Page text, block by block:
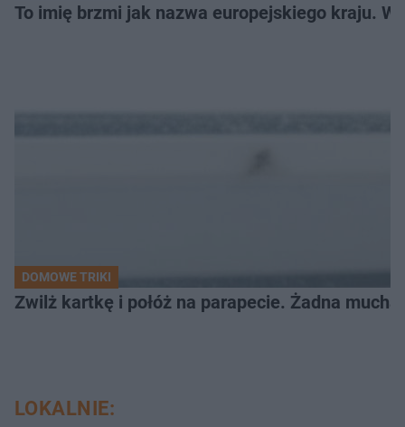
To imię brzmi jak nazwa europejskiego kraju.
DOMOWE TRIKI
Zwilż kartkę i połóż na parapecie. Żadna
LOKALNIE: